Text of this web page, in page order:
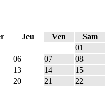
Jeu Ven
Sam
01
06 07
08
13 14
15
20 21
22